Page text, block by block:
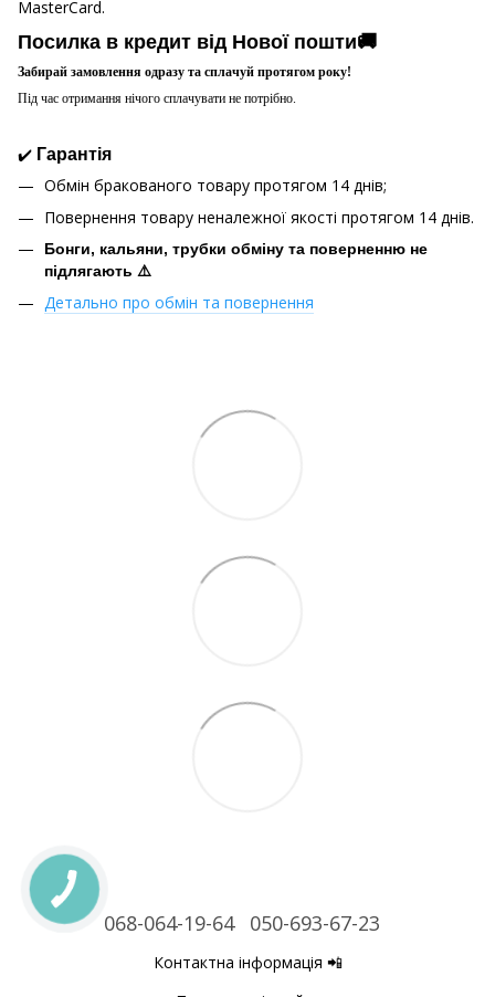
MasterCard.
Посилка в кредит від Нової пошти🚚
Забирай замовлення одразу та сплачуй протягом року!
Під час отримання нічого сплачувати не потрібно.
✔️ Гарантія
Обмін бракованого товару протягом 14 днів;
Повернення товару неналежної якості протягом 14 днів.
Бонги, кальяни, трубки обміну та поверненню не
підлягають ⚠️
Детально про обмін та повернення
068-064-19-64 050-693-67-23
Контактна інформація 📲